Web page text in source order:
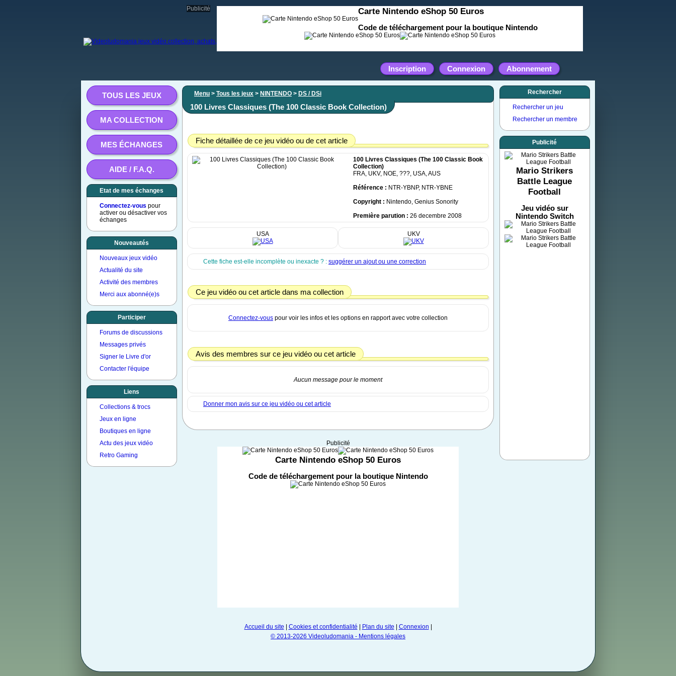
Inscription Connexion Abonnement
TOUS LES JEUX
MA COLLECTION
MES ÉCHANGES
AIDE / F.A.Q.
Etat de mes échanges
Connectez-vous pour
activer ou désactiver vos
échanges
Nouveautés
Nouveaux jeux vidéo
Actualité du site
Activité des membres
Merci aux abonné(e)s
Participer
Forums de discussions
Messages privés
Signer le Livre d'or
Contacter l'équipe
Liens
Collections & trocs
Jeux en ligne
Boutiques en ligne
Actu des jeux vidéo
Retro Gaming
Menu > Tous les jeux > NINTENDO > DS / DSi
100 Livres Classiques (The 100 Classic Book Collection)
Fiche détaillée de ce jeu vidéo ou de cet article
100 Livres Classiques (The 100 Classic Book
Collection)
FRA, UKV, NOE, ???, USA, AUS
Référence : NTR-YBNP, NTR-YBNE
Copyright : Nintendo, Genius Sonority
Première parution : 26 decembre 2008
USA UKV
Cette fiche est-elle incomplète ou inexacte ? : suggérer un ajout ou une correction
Ce jeu vidéo ou cet article dans ma collection
Connectez-vous pour voir les infos et les options en rapport avec votre collection
Avis des membres sur ce jeu vidéo ou cet article
Aucun message pour le moment
Donner mon avis sur ce jeu vidéo ou cet article
Publicité
Carte Nintendo eShop 50 Euros
Code de téléchargement pour la boutique Nintendo
Accueil du site Cookies et confidentialité Plan du site Connexion
© 2013-2026 Videoludomania - Mentions légales
Rechercher
Rechercher un jeu
Rechercher un membre
Publicité
Mario Strikers
Battle League
Football
Jeu vidéo sur
Nintendo Switch
Publicité Carte Nintendo eShop 50 Euros
Code de téléchargement pour la boutique Nintendo